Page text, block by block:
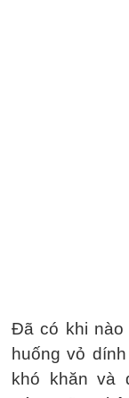
Đã có khi nào
huống vỏ
khó khăn và